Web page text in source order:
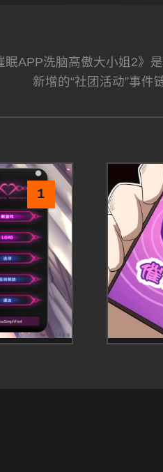
眠APP洗脑高傲大小姐2》
新增的“社团活动”事
1